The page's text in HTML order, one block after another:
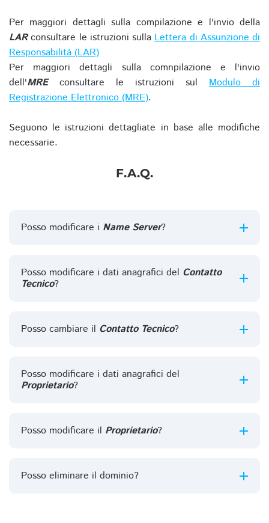
Per maggiori dettagli sulla compilazione e l'invio della
LARconsultare le istruzioni sullaLettera di Assunzione di
Responsabilità (LAR)
Per maggiori dettagli sulla comnpilazione e l'invio
dell'MREconsultare le istruzioni sul Modulo di
Registrazione Elettronico (MRE).
Seguono le istruzioni dettagliate in base alle modifiche
necessarie.
F.A.Q.
Posso modificare i Name Server?
Posso modificare i dati anagrafici del Contatto
Tecnico?
Posso cambiare il Contatto Tecnico?
Posso modificare i dati anagrafici del
Proprietario?
Posso modificare il Proprietario?
Posso eliminare il dominio?